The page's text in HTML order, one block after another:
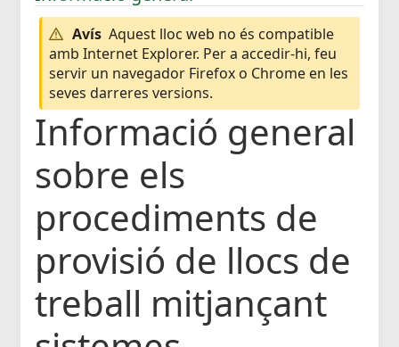
Avís Aquest lloc web no és compatible
amb Internet Explorer. Per a accedir-hi, feu
servir un navegador Firefox o Chrome en les
seves darreres versions.
Informació general
sobre els
procediments de
provisió de llocs de
treball mitjançant